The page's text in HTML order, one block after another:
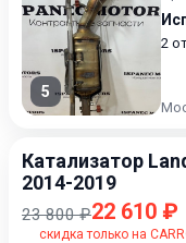
5
2
Катализатор
2014-2019
23 800 ₽22 610 ₽
скидка только на